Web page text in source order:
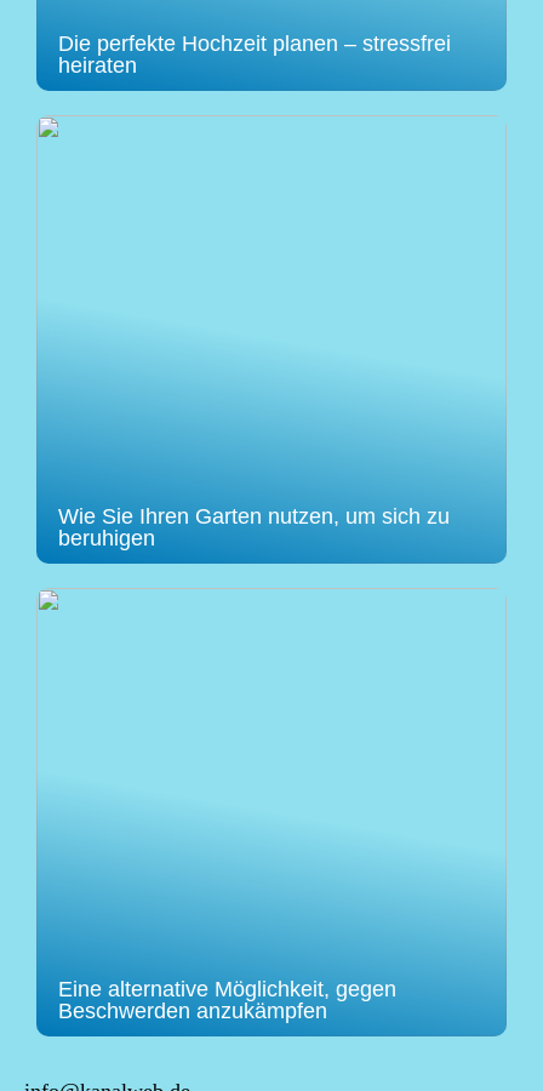
Die perfekte Hochzeit planen – stressfrei
heiraten
Wie Sie Ihren Garten nutzen, um sich zu
beruhigen
Eine alternative Möglichkeit, gegen
Beschwerden anzukämpfen